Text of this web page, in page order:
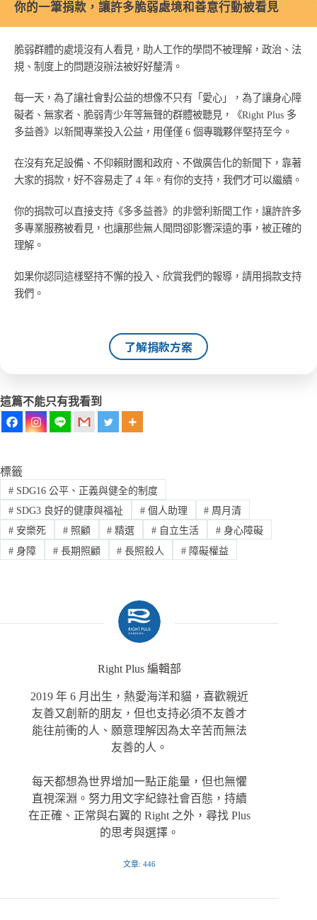
你的一筆捐款，讓許多脆弱處境和善意行動被看見
脆弱群體的處境沒有人看見，助人工作的學問不被理解，政治、法
規、制度上的問題沒辦法被好好釐清。
每一天，為了讓社會對公益的想像不只有「愛心」，為了讓身心障
礙者、無家者、脆弱青少年等無聲的群體被聽見，《Right Plus 多
多益善》以新聞專業投入公益，用僅僅 6 個專職夥伴堅持至今。
在沒有充足設備、不仰賴財團和政府、不做廣告化的新聞下，靠著
大家的捐款，好不容易走了 4 年。有你的支持，我們才可以繼續。
你的捐款可以直接支持《多多益善》的非營利新聞工作，讓許許多
多專業服務被看見，也讓那些無人聞問卻影響深遠的事，被正確的
理解。
如果你認同這樣堅持不懈的投入、欣賞我們的報導，請用捐款支持
我們。
了解捐款方案
這篇不能只有我看到
標籤
#SDG16 公平、正義與健全的制度
#SDG3 良好的健康與福祉 #個人助理 # 周月清
#安樂死 #照顧 # 精選 # 自立生活 # 身心障礙
#身障 #長期照顧 # 長照殺人 # 障礙權益
Right Plus 編輯部
2019 年 6 月出生，熱愛海洋和貓，喜歡親近
友善又創新的朋友，但也支持必須不友善才
能往前衝的人、願意理解因為太辛苦而無法
友善的人。
每天都想為世界增加一點正能量，但也無懼
直視深淵。努力用文字紀錄社會百態，持續
在正確、正常與右翼的 Right 之外，尋找 Plus
的思考與選擇。
文章: 446